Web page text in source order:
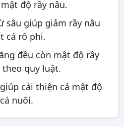
độ rầy nâu.
sâu giúp giảm rầy nâu
cá rô phi.
đều còn mật độ rầy
quy luật.
cải thiện cả mật độ
nuôi.